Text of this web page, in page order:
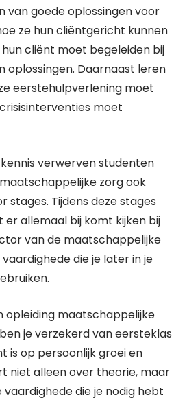
van goede oplossingen voor
ze hun cliëntgericht kunnen
cliënt moet begeleiden bij
oplossingen. Daarnaast leren
eerstehulpverlening moet
moet
verwerven studenten
zorg ook
stages. Tijdens deze stages
allemaal bij komt kijken bij
van de maatschappelijke
die je later in je
opleiding maatschappelijke
je verzekerd van eersteklas
is op persoonlijk groei en
niet alleen over theorie, maar
die je nodig hebt